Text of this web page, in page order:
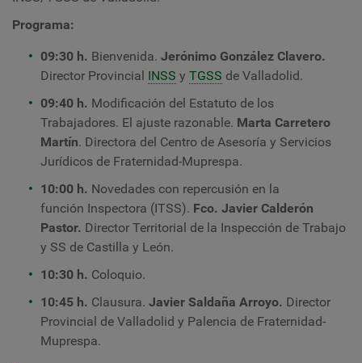
Programa:
09:30 h. Bienvenida. Jerónimo González Clavero.
Director Provincial INSS y TGSS de Valladolid.
09:40 h. Modificación del Estatuto de los
Trabajadores. El ajuste razonable. Marta Carretero
Martín. Directora del Centro de Asesoría y Servicios
Jurídicos de Fraternidad-Muprespa.
10:00 h. Novedades con repercusión en la
función Inspectora (ITSS). Fco. Javier Calderón
Pastor. Director Territorial de la Inspección de Trabajo
y SS de Castilla y León.
10:30 h. Coloquio.
10:45 h. Clausura. Javier Saldaña Arroyo. Director
Provincial de Valladolid y Palencia de Fraternidad-
Muprespa.